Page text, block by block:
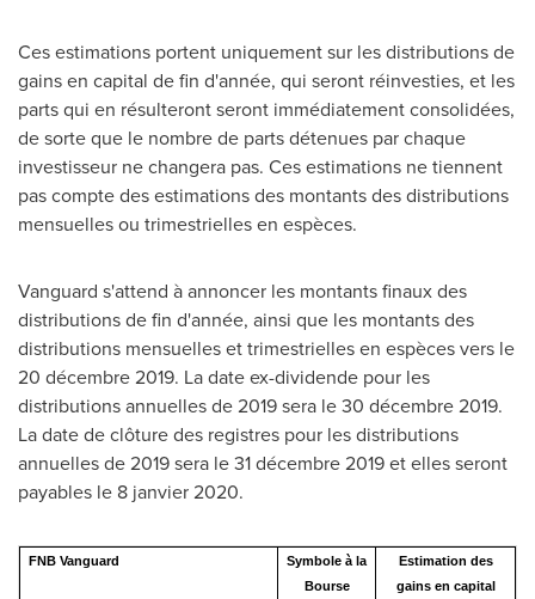
Ces estimations portent uniquement sur les distributions de
gains en capital de fin d'année, qui seront réinvesties, et les
parts qui en résulteront seront immédiatement consolidées,
de sorte que le nombre de parts détenues par chaque
investisseur ne changera pas. Ces estimations ne tiennent
pas compte des estimations des montants des distributions
mensuelles ou trimestrielles en espèces.
Vanguard s'attend à annoncer les montants finaux des
distributions de fin d'année, ainsi que les montants des
distributions mensuelles et trimestrielles en espèces vers le
20 décembre 2019. La date ex-dividende pour les
distributions annuelles de 2019 sera le 30 décembre 2019.
La date de clôture des registres pour les distributions
annuelles de 2019 sera le 31 décembre 2019 et elles seront
payables le 8 janvier 2020.
FNB Vanguard
Symbole à la
Bourse
Estimation des
gains en capital